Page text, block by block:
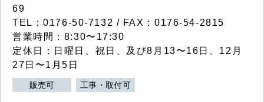
69
TEL：0176-50-7132 / FAX：0176-54-2815
営業時間：8:30〜17:30
定休日：日曜日、祝日、及び8月13〜16日、12月
27日〜1月5日
販売可 工事・取付可